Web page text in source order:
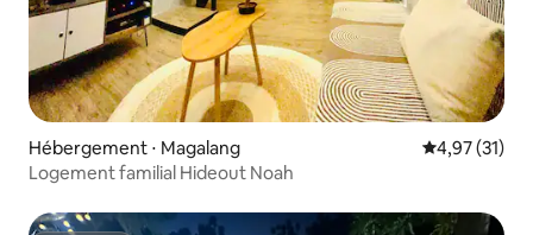
Hébergement ⋅ Magalang Évaluation
4,97 (31)
Logement familial Hideout Noah